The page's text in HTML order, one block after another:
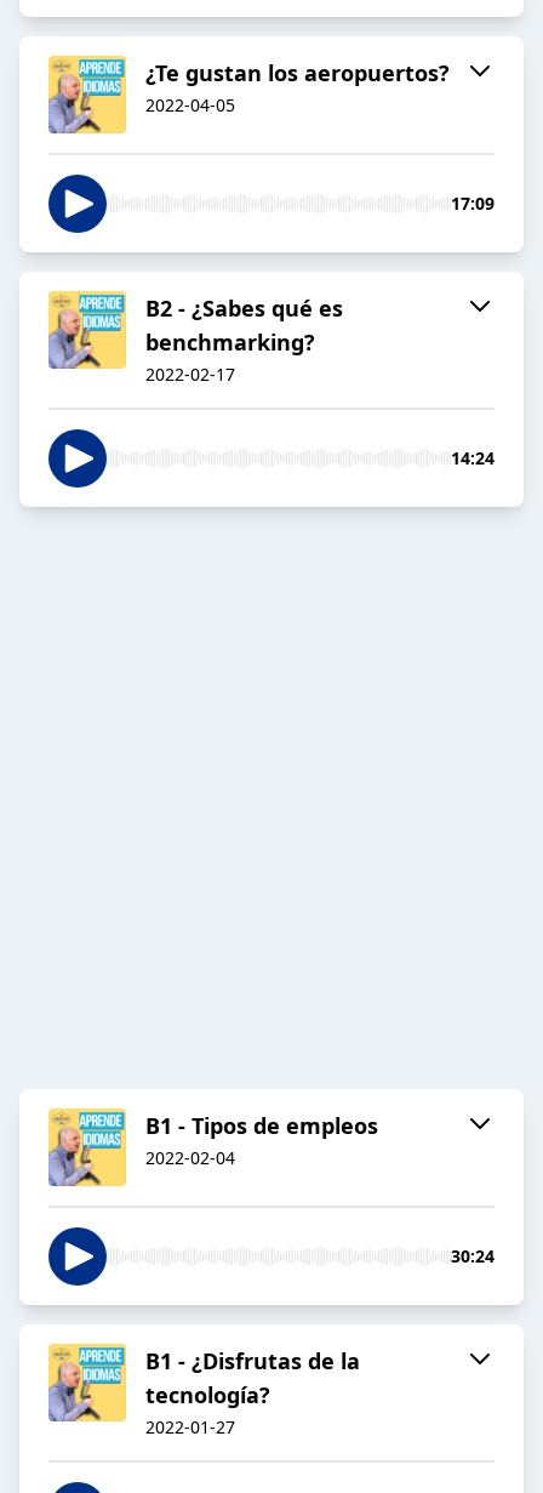
¿Te gustan los aeropuertos?
2022-04-05
17:09
B2 - ¿Sabes qué es
benchmarking?
2022-02-17
14:24
B1 - Tipos de empleos
2022-02-04
30:24
B1 - ¿Disfrutas de la
tecnología?
2022-01-27